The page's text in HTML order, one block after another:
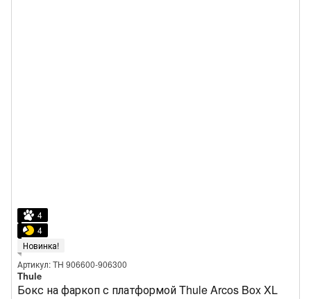
4
4
Новинка!
Артикул: TH 906600-906300
Thule
Бокс на фаркоп с платформой Thule Arcos Box XL